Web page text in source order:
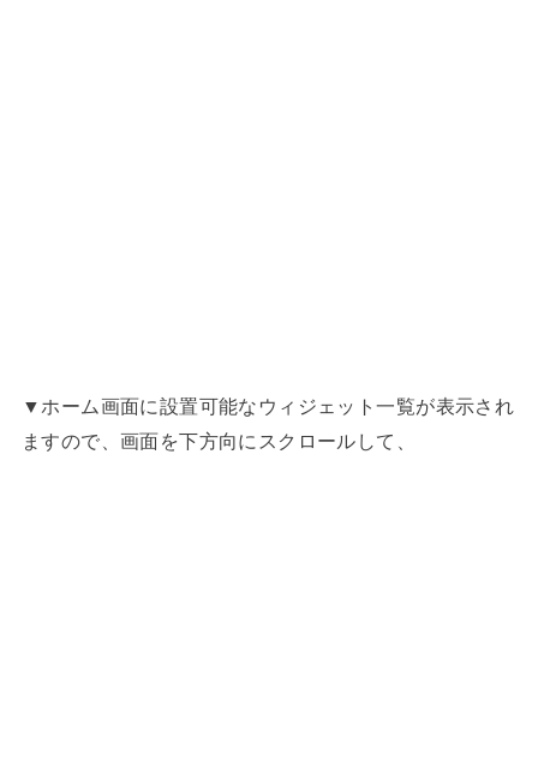
▼ホーム画面に設置可能なウィジェット一覧が表示され
ますので、画面を下方向にスクロールして、